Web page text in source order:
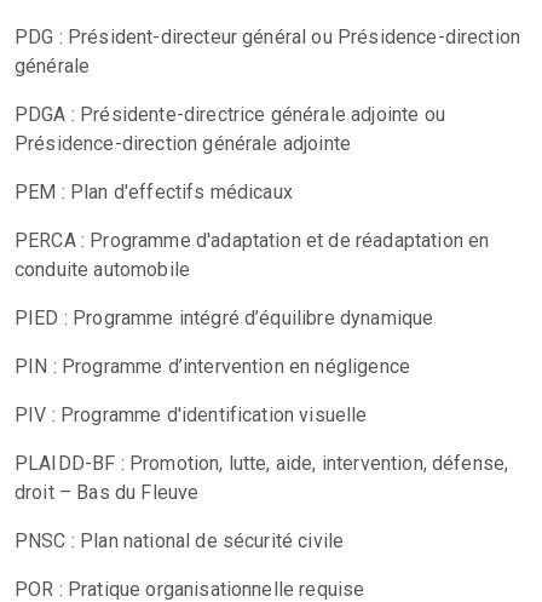
PDG : Président-directeur général ou Présidence-direction
générale
PDGA : Présidente-directrice générale adjointe ou
Présidence-direction générale adjointe
PEM : Plan d'effectifs médicaux
PERCA : Programme d'adaptation et de réadaptation en
conduite automobile
PIED : Programme intégré d’équilibre dynamique
PIN : Programme d’intervention en négligence
PIV : Programme d'identification visuelle
PLAIDD-BF : Promotion, lutte, aide, intervention, défense,
droit – Bas du Fleuve
PNSC : Plan national de sécurité civile
POR : Pratique organisationnelle requise